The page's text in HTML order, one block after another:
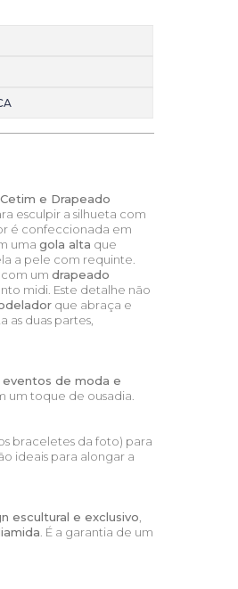
e Drapeado
esculpir a silhueta com
é confeccionada em
umagola alta que
a pele com requinte.
com umdrapeado
midi. Este detalhe não
que abraça e
as duas partes,
de moda e
um toque de ousadia.
braceletes da foto) para
ideais para alongar a
escultural e exclusivo,
. É a garantia de um